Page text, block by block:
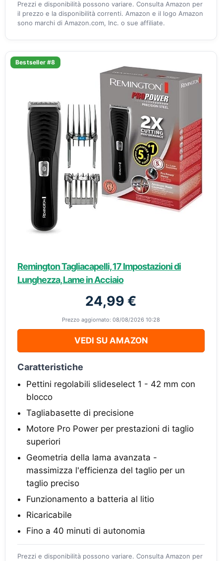
Prezzi e disponibilità possono variare. Consulta Amazon per
il prezzo e la disponibilità correnti. Amazon e il logo Amazon
sono marchi di Amazon.com, Inc. o sue affiliate.
Bestseller #8
Remington Tagliacapelli, 17 Impostazioni di
Lunghezza, Lame in Acciaio
24,99 €
Prezzo aggiornato: 08/08/2026 10:28
VEDI SU AMAZON
Caratteristiche
Pettini regolabili slideselect 1 - 42 mm con
blocco
Tagliabasette di precisione
Motore Pro Power per prestazioni di taglio
superiori
Geometria della lama avanzata -
massimizza l'efficienza del taglio per un
taglio preciso
Funzionamento a batteria al litio
Ricaricabile
Fino a 40 minuti di autonomia
Prezzi e disponibilità possono variare. Consulta Amazon per